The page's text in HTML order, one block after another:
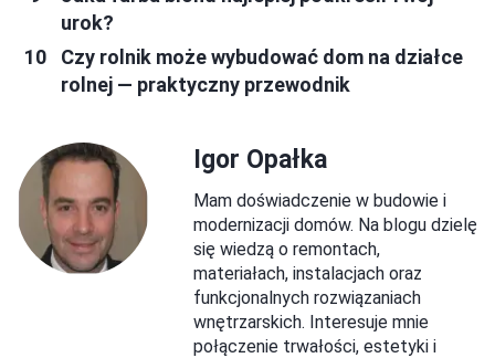
urok?
Czy rolnik może wybudować dom na działce
rolnej — praktyczny przewodnik
Igor Opałka
Mam doświadczenie w budowie i
modernizacji domów. Na blogu dzielę
się wiedzą o remontach,
materiałach, instalacjach oraz
funkcjonalnych rozwiązaniach
wnętrzarskich. Interesuje mnie
połączenie trwałości, estetyki i